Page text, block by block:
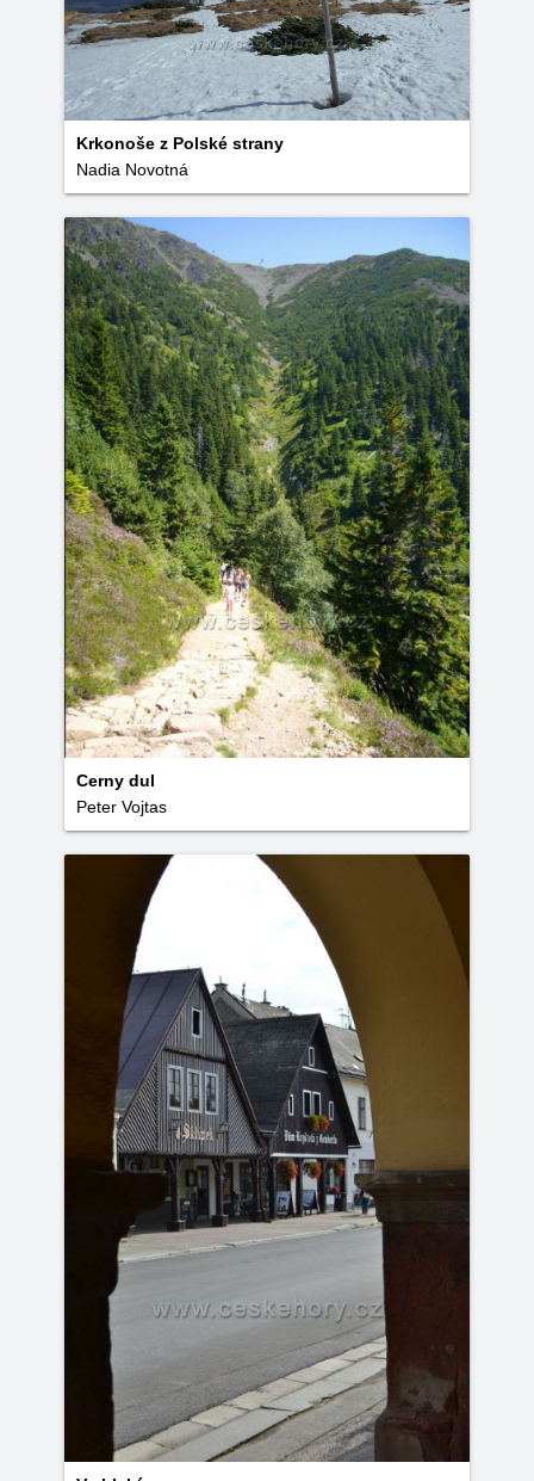
Krkonoše z Polské strany
Nadia Novotná
Cerny dul
Peter Vojtas